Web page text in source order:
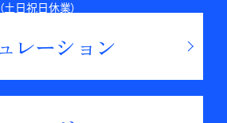
日祝日休業）
レーション